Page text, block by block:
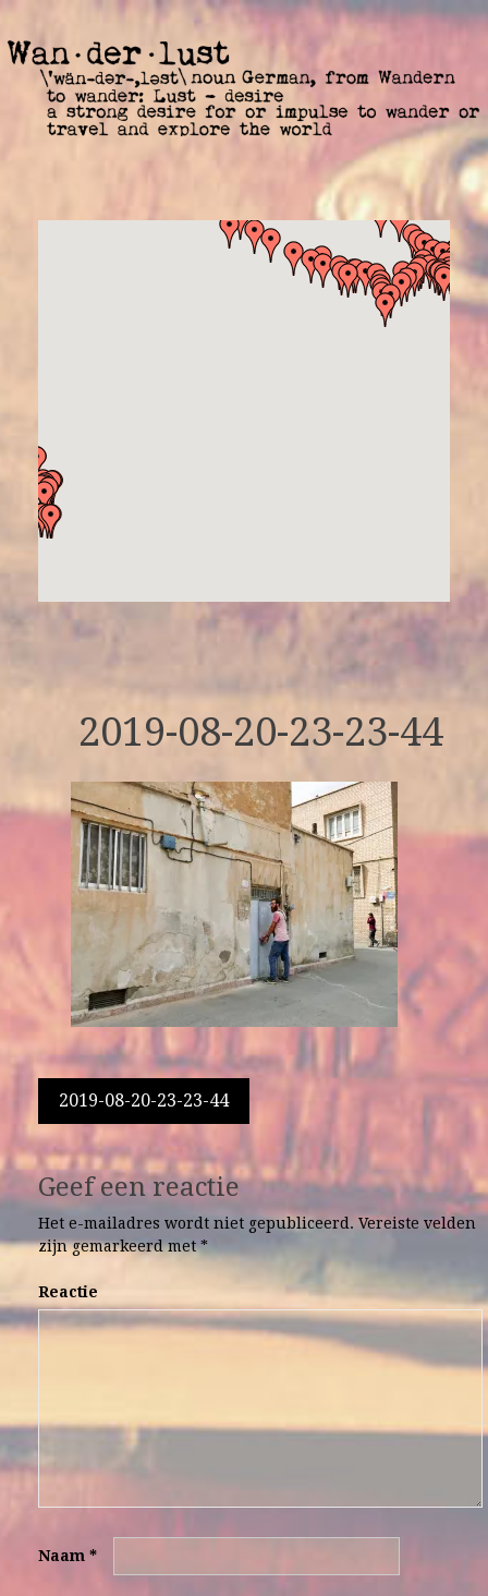
2019-08-20-23-23-44
Berichtnavigatie
2019-08-20-23-23-44
Geef een reactie
Het e-mailadres wordt niet gepubliceerd. Vereiste velden
zijn gemarkeerd met*
Reactie
Naam *